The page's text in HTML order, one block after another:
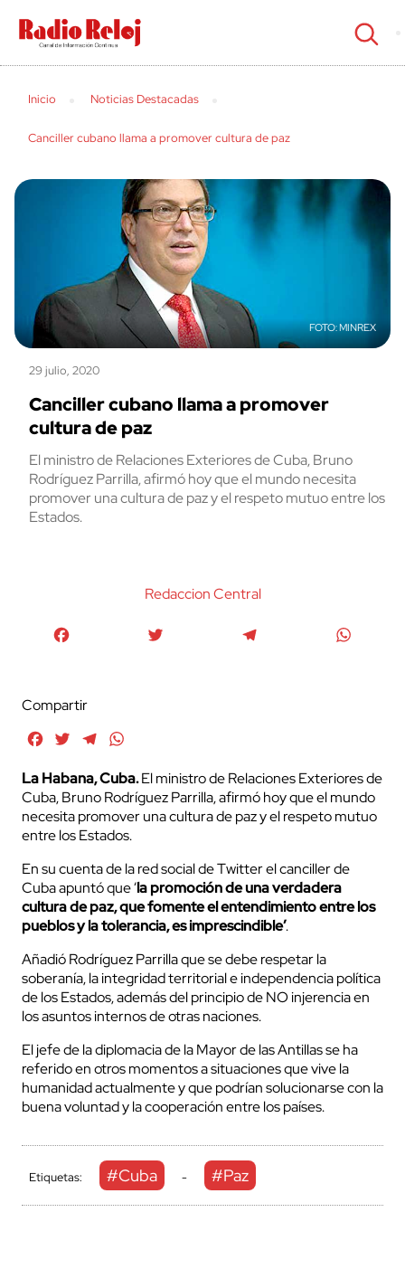
cerrar
Inicio Noticias Destacadas
Canciller cubano llama a promover cultura de paz
MINREX
29 julio, 2020
Canciller cubano llama a promover
cultura de paz
El ministro de Relaciones Exteriores de Cuba, Bruno
Rodríguez Parrilla, afirmó hoy que el mundo necesita
promover una cultura de paz y el respeto mutuo entre los
Estados.
Redaccion Central
Compartir
FacebookTwitterTelegram
La Habana, Cuba.El ministro de Relaciones Exteriores de
Cuba, Bruno Rodríguez Parrilla, afirmó hoy que el mundo
necesita promover una cultura de paz y el respeto mutuo
entre los Estados.
En su cuenta de la red social de Twitter el canciller de
Cuba apuntó que ‘la promoción de una verdadera
cultura de paz, que fomente el entendimiento entre los
pueblos y la tolerancia, es imprescindible’.
Añadió Rodríguez Parrilla que se debe respetar la
soberanía, la integridad territorial e independencia política
de los Estados, además del principio de NO injerencia en
los asuntos internos de otras naciones.
El jefe de la diplomacia de la Mayor de las Antillas se ha
referido en otros momentos a situaciones que vive la
humanidad actualmente y que podrían solucionarse con la
buena voluntad y la cooperación entre los países.
Etiquetas: #Cuba - #Paz